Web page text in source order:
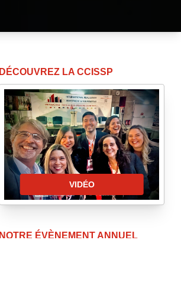
DÉCOUVREZ LA CCISSP
VIDÉO
NOTRE ÉVÈNEMENT ANNUEL